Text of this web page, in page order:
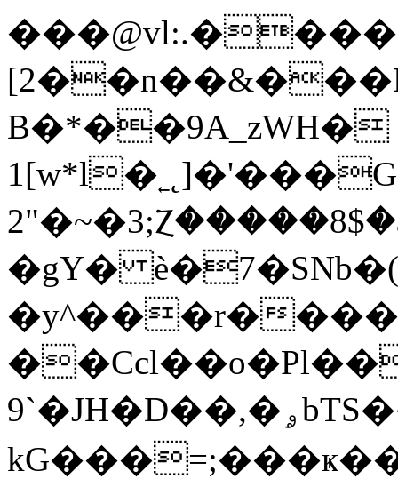
B�*��9A_zWH�
�gY�
�y^���r�
9`�JH�D��,�ۄbTS��틾